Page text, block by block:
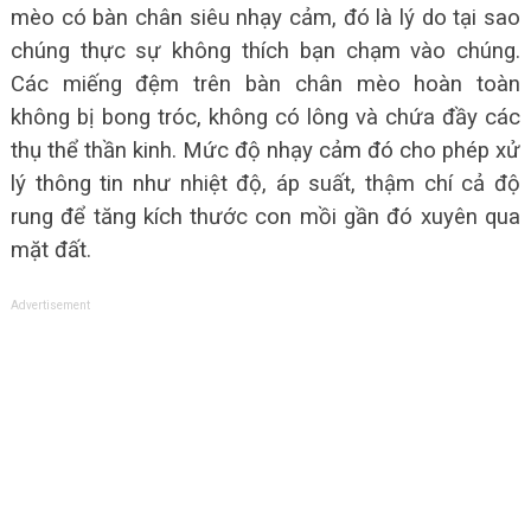
mèo có bàn chân siêu nhạy cảm, đó là lý do tại sao
chúng thực sự không thích bạn chạm vào chúng.
Các miếng đệm trên bàn chân mèo hoàn toàn
không bị bong tróc, không có lông và chứa đầy các
thụ thể thần kinh. Mức độ nhạy cảm đó cho phép xử
lý thông tin như nhiệt độ, áp suất, thậm chí cả độ
rung để tăng kích thước con mồi gần đó xuyên qua
mặt đất.
Advertisement